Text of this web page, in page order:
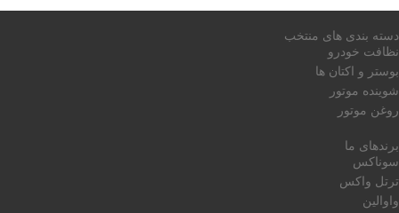
دسته بندی های منتخب
نظافت خودرو
بوستر و اکتان ها
شوینده موتور
روغن موتور
برندهای ما
سوناکس
ترتل واکس
واوالین